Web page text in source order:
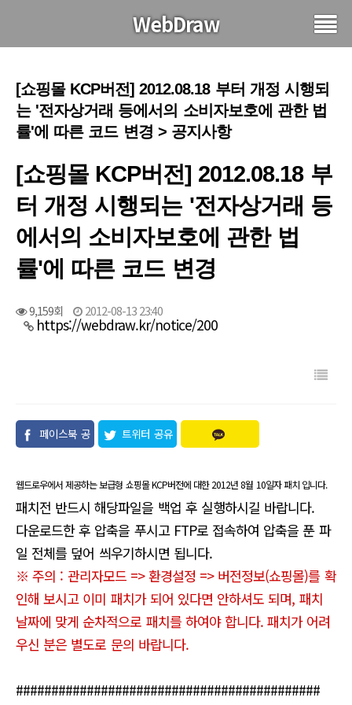
WebDraw
[쇼핑몰 KCP버전] 2012.08.18 부터 개정 시행되
는 '전자상거래 등에서의 소비자보호에 관한 법
률'에 따른 코드 변경 > 공지사항
[쇼핑몰 KCP버전] 2012.08.18 부
터 개정 시행되는 '전자상거래 등
에서의 소비자보호에 관한 법
률'에 따른 코드 변경
9,159회 2012-08-13 23:40
https://webdraw.kr/notice/200
페이스북 공
트위터 공유
웹드로우에서 제공하는 보급형 쇼핑몰 KCP버전에 대한 2012년 8월 10일자 패치 입니다.
패치전 반드시 해당파일을 백업 후 실행하시길 바랍니다.
다운로드한 후 압축을 푸시고 FTP로 접속하여 압축을 푼 파
일 전체를 덮어 씌우기하시면 됩니다.
※ 주의 : 관리자모드 => 환경설정 => 버전정보(쇼핑몰)를 확
인해 보시고 이미 패치가 되어 있다면 안하셔도 되며, 패치
날짜에 맞게 순차적으로 패치를 하여야 합니다. 패치가 어려
우신 분은 별도로 문의 바랍니다.
###########################################